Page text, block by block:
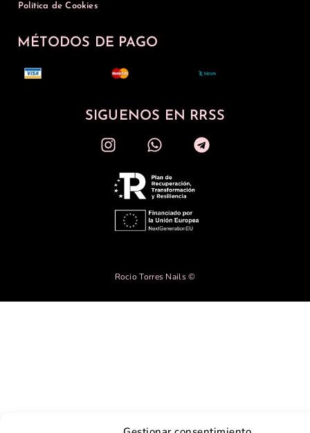
Política de Cookies
MÉTODOS DE PAGO
SIGUENOS EN RRSS
Rocio Torres Nails ©